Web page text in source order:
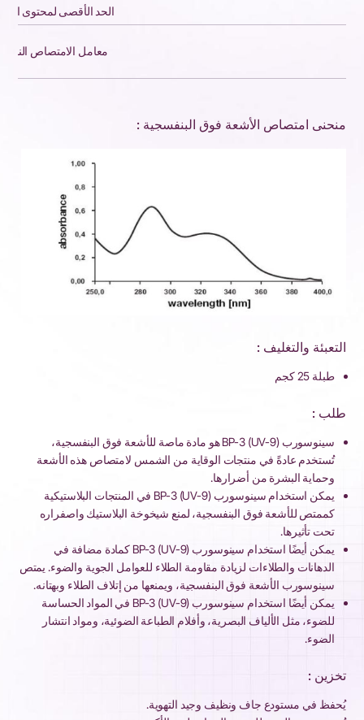
الحد الأقصى لمحتوى
معامل الامتصاص النوعي (1%، 1
منحنى امتصاص الأشعة فوق البنفسجية :
التعبئة والتغليف :
طبلة 25 كجم
طلب :
سينوسورب BP-3 (UV-9) هو مادة ماصة للأشعة فوق البنفسجية،
تُستخدم عادةً في منتجات الوقاية من الشمس لامتصاص هذه الأشعة
وحماية البشرة من أضرارها.
يمكن استخدام سينوسورب BP-3 (UV-9) في المنتجات البلاستيكية
كممتص للأشعة فوق البنفسجية، لمنع شيخوخة البلاستيك واصفراره
تحت تأثيرها.
يمكن أيضًا استخدام سينوسورب BP-3 (UV-9) كمادة مضافة في
الدهانات والطلاءات لزيادة مقاومة الطلاء للعوامل الجوية والضوء. يمتص
سينوسورب الأشعة فوق البنفسجية، ويمنعها من إتلاف الطلاء وبهتانه.
يمكن أيضًا استخدام سينوسورب BP-3 (UV-9) في المواد الحساسة
للضوء، مثل الألياف البصرية، وأفلام الطباعة الضوئية، ومواد انتشار
الضوء.
تخزين :
يُحفظ في مستودع جاف ونظيف وجيد التهوية.